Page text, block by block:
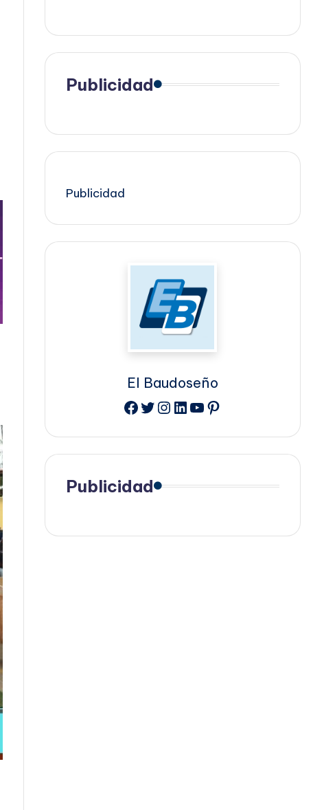
Publicidad
Publicidad
El Baudoseño
Facebook
Twitter
Instagram
LinkedIn
YouTube
Pinterest
Publicidad